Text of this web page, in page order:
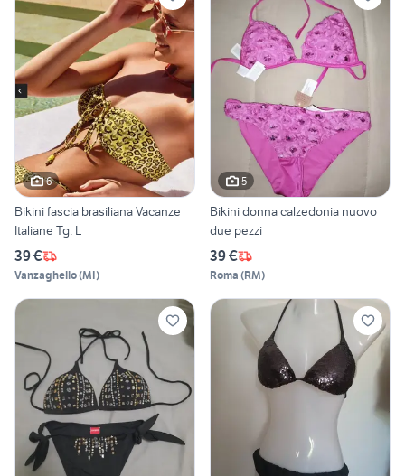
6
Bikini fascia brasiliana Vacanze
Italiane Tg. L
39 €
Vanzaghello(MI)
5
Bikini donna calzedonia nuovo
due pezzi
39 €
Roma (RM)